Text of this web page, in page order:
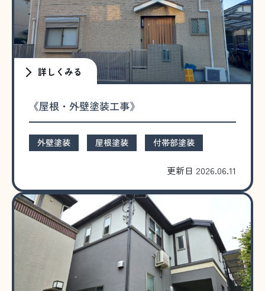
《屋根・外壁塗装工事》
外壁塗装 屋根塗装 付帯部塗装
更新日 2026.06.11
詳しくみる